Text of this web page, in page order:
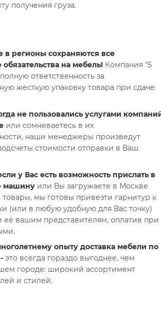
получения груза.
в регионы сохраняются все
на мебель! Компания "5
ответственность за
жесткую упаковку товара при сдаче
не пользовались услугами
или сомневаетесь в их
наши менеджеры произведут
стоимости отправки в Ваш
у Вас есть возможность прислать в
машину или Вы загружаете в Москве
мы готовы привезти гарнитур к
(или в любую удобную для Вас точку)
её вашим представителям, оплатив при
опыту доставка мебели по
это всегда гораздо выгоднее, чем
городе: широкий ассортимент
и стилей.